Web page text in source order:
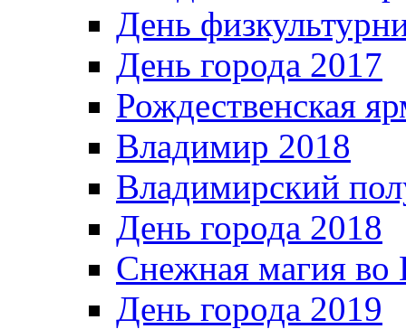
День
День города 2017
Рождественская
Владимир 2018
Владимирский
День города 2018
Снежная магия во
День города 2019